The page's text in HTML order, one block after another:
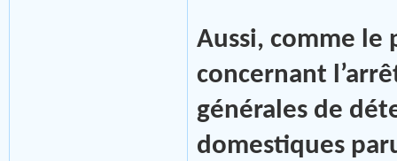
Aussi, comme
concernant
générales de
domestiques